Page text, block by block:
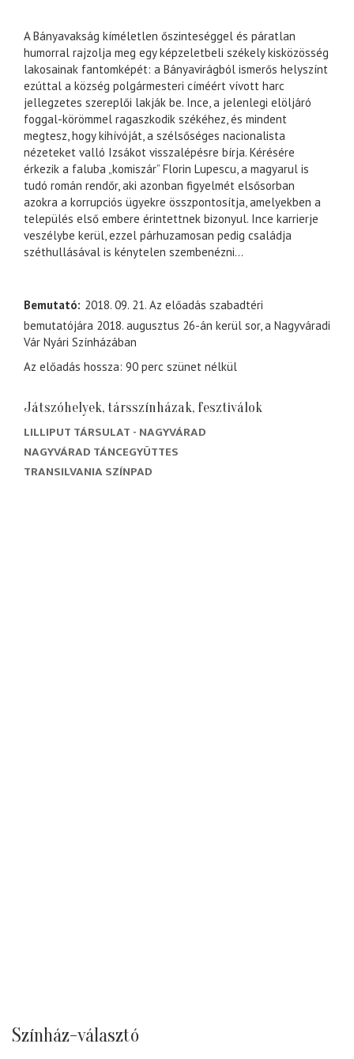
A Bányavakság kíméletlen őszinteséggel és páratlan
humorral rajzolja meg egy képzeletbeli székely kisközösség
lakosainak fantomképét: a Bányavirágból ismerős helyszínt
ezúttal a község polgármesteri címéért vívott harc
jellegzetes szereplői lakják be. Ince, a jelenlegi elöljáró
foggal-körömmel ragaszkodik székéhez, és mindent
megtesz, hogy kihívóját, a szélsőséges nacionalista
nézeteket valló Izsákot visszalépésre bírja. Kérésére
érkezik a faluba „komiszár” Florin Lupescu, a magyarul is
tudó román rendőr, aki azonban figyelmét elsősorban
azokra a korrupciós ügyekre összpontosítja, amelyekben a
település első embere érintettnek bizonyul. Ince karrierje
veszélybe kerül, ezzel párhuzamosan pedig családja
széthullásával is kénytelen szembenézni...
Bemutató 2018. 09. 21. Az előadás szabadtéri
bemutatójára 2018. augusztus 26-án kerül sor, a Nagyváradi
Vár Nyári Színházában
Az előadás hossza: 90 perc szünet nélkül
Játszóhelyek, társszínházak, fesztiválok
LILLIPUT TÁRSULAT - NAGYVÁRAD
NAGYVÁRAD TÁNCEGYÜTTES
TRANSILVANIA SZÍNPAD
Színház-választó